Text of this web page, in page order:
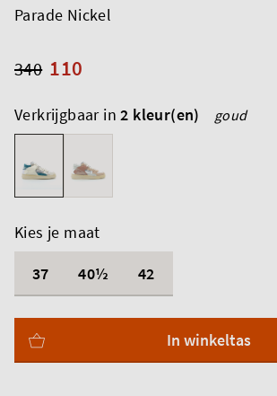
Parade Nickel
110
340
Verkrijgbaar in2 kleur(en) goud
Kies je maat
37
40½ 42
In winkeltas